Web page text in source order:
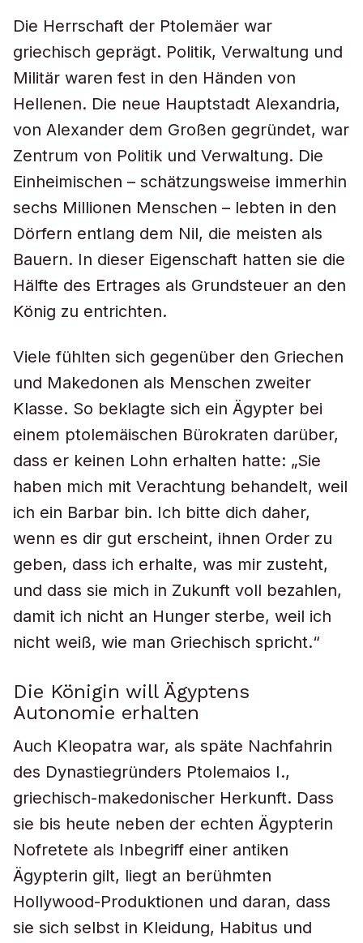
Die Herrschaft der Ptolemäer war
griechisch geprägt. Politik, Verwaltung und
Militär waren fest in den Händen von
Hellenen. Die neue Hauptstadt Alexandria,
von Alexander dem Großen gegründet, war
Zentrum von Politik und Verwaltung. Die
Einheimischen – schätzungsweise immerhin
sechs Millionen Menschen – lebten in den
Dörfern entlang dem Nil, die meisten als
Bauern. In dieser Eigenschaft hatten sie die
Hälfte des Ertrages als Grundsteuer an den
König zu entrichten.
Viele fühlten sich gegenüber den Griechen
und Makedonen als Menschen zweiter
Klasse. So beklagte sich ein Ägypter bei
einem ptolemäischen Bürokraten darüber,
dass er keinen Lohn erhalten hatte: „Sie
haben mich mit Verachtung behandelt, weil
ich ein Barbar bin. Ich bitte dich daher,
wenn es dir gut erscheint, ihnen Order zu
geben, dass ich erhalte, was mir zusteht,
und dass sie mich in Zukunft voll bezahlen,
damit ich nicht an Hunger sterbe, weil ich
nicht weiß, wie man Griechisch spricht.“
Die Königin will Ägyptens
Autonomie erhalten
Auch Kleopatra war, als späte Nachfahrin
des Dynastiegründers Ptolemaios I.,
griechisch-makedonischer Herkunft. Dass
sie bis heute neben der echten Ägypterin
Nofretete als Inbegriff einer antiken
Ägypterin gilt, liegt an berühmten
Hollywood-Produktionen und daran, dass
sie sich selbst in Kleidung, Habitus und